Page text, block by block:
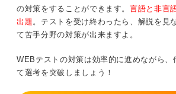
の対策をすることができます。言語と非言
出題 。テストを受け終わったら、解説を見
て苦手分野の対策が出来ますよ。
WEBテストの対策は効率的に進めながら、
て選考を突破しましょう！